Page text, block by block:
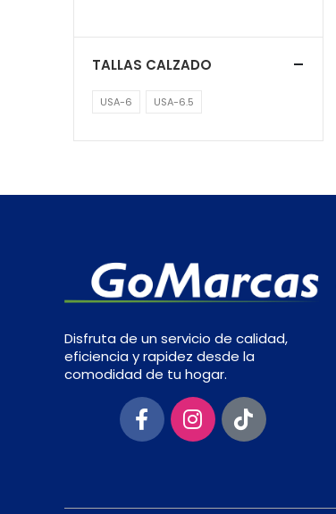
TALLAS CALZADO
USA-6 USA-6.5
Disfruta de un servicio de calidad,
eficiencia y rapidez desde la
comodidad de tu hogar.